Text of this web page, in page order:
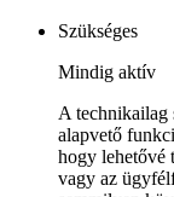
Szükséges
Mindig aktív
A technikailag
alapvető
hogy lehetővé
vagy az